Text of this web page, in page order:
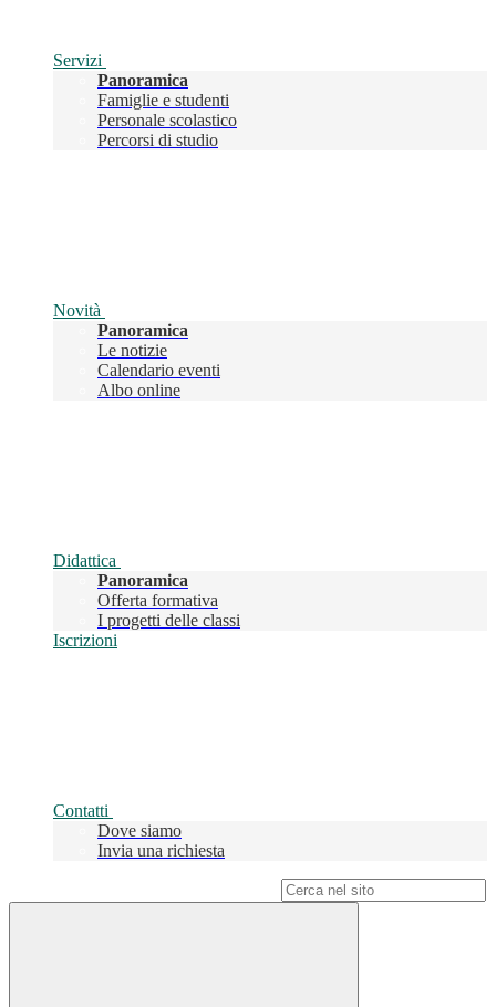
Servizi
Panoramica
Famiglie e studenti
Personale scolastico
Percorsi di studio
Novità
Panoramica
Le notizie
Calendario eventi
Albo online
Didattica
Panoramica
Offerta formativa
I progetti delle classi
Iscrizioni
Contatti
Dove siamo
Invia una richiesta